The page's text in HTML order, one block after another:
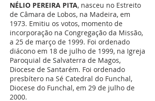
NÉLIO PEREIRA PITA, nasceu no Estreito
de Câmara de Lobos, na Madeira, em
1973. Emitiu os votos, momento de
incorporação na Congregação da Missão,
a 25 de março de 1999. Foi ordenado
diácono em 18 de julho de 1999, na Igreja
Paroquial de Salvaterra de Magos,
Diocese de Santarém. Foi ordenado
presbítero na Sé Catedral do Funchal,
Diocese do Funchal, em 29 de julho de
2000.